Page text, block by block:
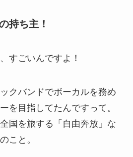
持ち主！
すごいんですよ！
クバンドでボーカルを務め
を目指してたんですって。
国を旅する「自由奔放」な
こと。